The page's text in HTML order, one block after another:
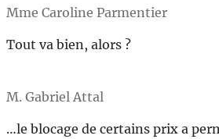
Mme Caroline Parmentier
Tout va bien, alors ?
M. Gabriel Attal
…le blocage de certains prix a